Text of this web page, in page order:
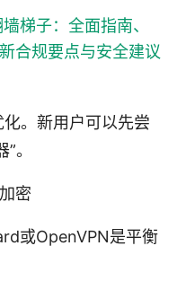
梯子：全面指南、
合规要点与安全建议
。新用户可以先尝
。
密
或OpenVPN是平衡